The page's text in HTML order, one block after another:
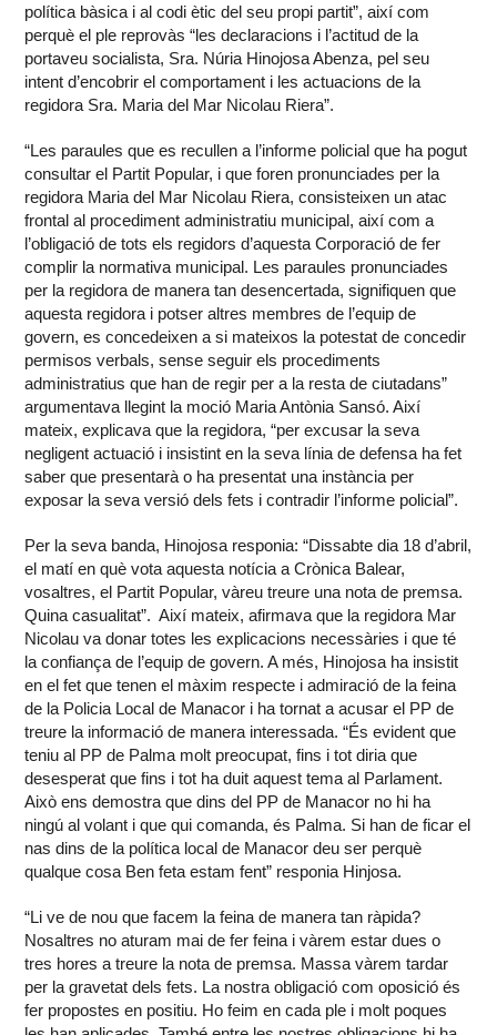
política bàsica i al codi ètic del seu propi partit”, així com
perquè el ple reprovàs “les declaracions i l’actitud de la
portaveu socialista, Sra. Núria Hinojosa Abenza, pel seu
intent d’encobrir el comportament i les actuacions de la
regidora Sra. Maria del Mar Nicolau Riera”.
“Les paraules que es recullen a l’informe policial que ha pogut
consultar el Partit Popular, i que foren pronunciades per la
regidora Maria del Mar Nicolau Riera, consisteixen un atac
frontal al procediment administratiu municipal, així com a
l’obligació de tots els regidors d’aquesta Corporació de fer
complir la normativa municipal. Les paraules pronunciades
per la regidora de manera tan desencertada, signifiquen que
aquesta regidora i potser altres membres de l’equip de
govern, es concedeixen a si mateixos la potestat de concedir
permisos verbals, sense seguir els procediments
administratius que han de regir per a la resta de ciutadans”
argumentava llegint la moció Maria Antònia Sansó. Així
mateix, explicava que la regidora, “per excusar la seva
negligent actuació i insistint en la seva línia de defensa ha fet
saber que presentarà o ha presentat una instància per
exposar la seva versió dels fets i contradir l’informe policial”.
Per la seva banda, Hinojosa responia: “Dissabte dia 18 d’abril,
el matí en què vota aquesta notícia a Crònica Balear,
vosaltres, el Partit Popular, vàreu treure una nota de premsa.
Quina casualitat”. Així mateix, afirmava que la regidora Mar
Nicolau va donar totes les explicacions necessàries i que té
la confiança de l’equip de govern. A més, Hinojosa ha insistit
en el fet que tenen el màxim respecte i admiració de la feina
de la Policia Local de Manacor i ha tornat a acusar el PP de
treure la informació de manera interessada. “És evident que
teniu al PP de Palma molt preocupat, fins i tot diria que
desesperat que fins i tot ha duit aquest tema al Parlament.
Això ens demostra que dins del PP de Manacor no hi ha
ningú al volant i que qui comanda, és Palma. Si han de ficar el
nas dins de la política local de Manacor deu ser perquè
qualque cosa Ben feta estam fent” responia Hinjosa.
“Li ve de nou que facem la feina de manera tan ràpida?
Nosaltres no aturam mai de fer feina i vàrem estar dues o
tres hores a treure la nota de premsa. Massa vàrem tardar
per la gravetat dels fets. La nostra obligació com oposició és
fer propostes en positiu. Ho feim en cada ple i molt poques